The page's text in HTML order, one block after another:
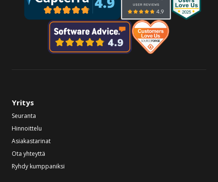
Yritys
Seuranta
Hinnoittelu
Asiakastarinat
Ota yhteyttä
Ryhdy kumppaniksi